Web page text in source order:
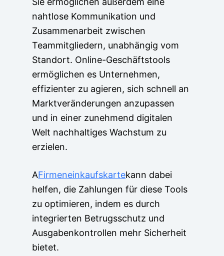
nahtlose Kommunikation und
Zusammenarbeit zwischen
Teammitgliedern, unabhängig vom
Standort. Online-Geschäftstools
ermöglichen es Unternehmen,
effizienter zu agieren, sich schnell an
Marktveränderungen anzupassen
und in einer zunehmend digitalen
Welt nachhaltiges Wachstum zu
erzielen.
AFirmeneinkaufskartekann dabei
helfen, die Zahlungen für diese Tools
zu optimieren, indem es durch
integrierten Betrugsschutz und
Ausgabenkontrollen mehr Sicherheit
bietet.